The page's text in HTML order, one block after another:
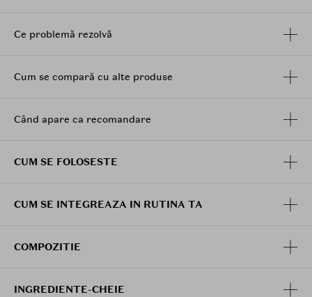
Ce problemă rezolvă
Cum se compară cu alte produse
Când apare ca recomandare
CUM SE FOLOSESTE
CUM SE INTEGREAZA IN RUTINA TA
COMPOZITIE
INGREDIENTE-CHEIE